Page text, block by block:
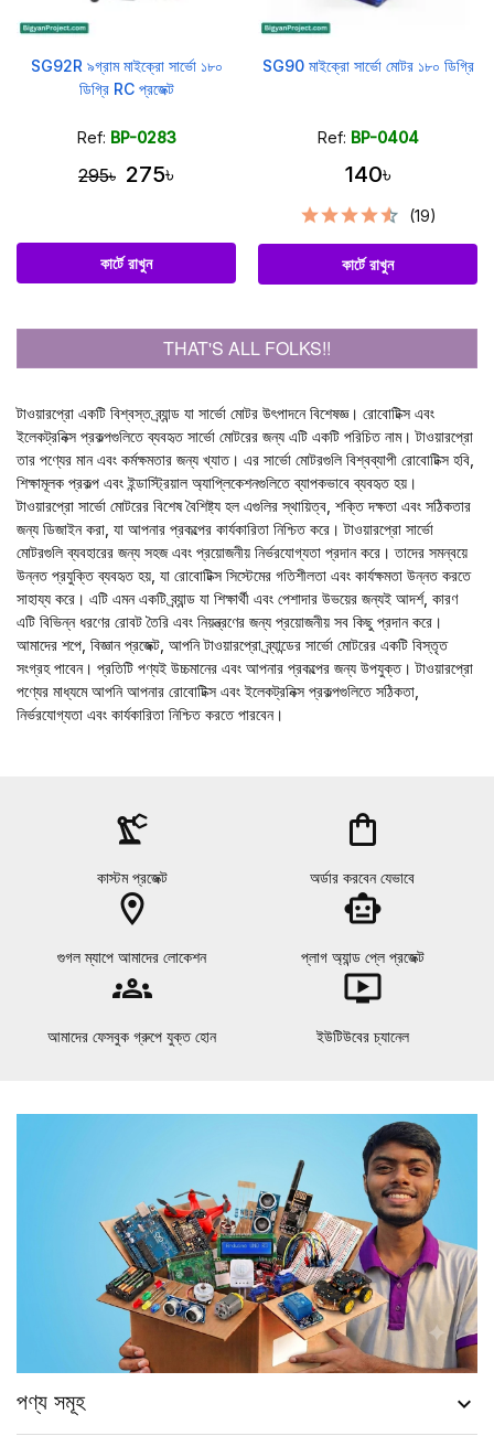
SG92R ৯গ্রাম মাইক্রো সার্ভো ১৮০
ডিগ্রি RC প্রজেক্ট
Ref: BP-0283
295৳ 275৳
কার্টে রাখুন
SG90 মাইক্রো সার্ভো মোটর ১৮০ ডিগ্রি
Ref: BP-0404
140৳
(19)
কার্টে রাখুন
THAT'S ALL FOLKS!!
টাওয়ারপ্রো একটি বিশ্বস্ত ব্র্যান্ড যা সার্ভো মোটর উৎপাদনে বিশেষজ্ঞ। রোবোটিক্স এবং
ইলেকট্রনিক্স প্রকল্পগুলিতে ব্যবহৃত সার্ভো মোটরের জন্য এটি একটি পরিচিত নাম। টাওয়ারপ্রো
তার পণ্যের মান এবং কর্মক্ষমতার জন্য খ্যাত। এর সার্ভো মোটরগুলি বিশ্বব্যাপী রোবোটিক্স হবি,
শিক্ষামূলক প্রকল্প এবং ইন্ডাস্ট্রিয়াল অ্যাপ্লিকেশনগুলিতে ব্যাপকভাবে ব্যবহৃত হয়।
টাওয়ারপ্রো সার্ভো মোটরের বিশেষ বৈশিষ্ট্য হল এগুলির স্থায়িত্ব, শক্তি দক্ষতা এবং সঠিকতার
জন্য ডিজাইন করা, যা আপনার প্রকল্পের কার্যকারিতা নিশ্চিত করে। টাওয়ারপ্রো সার্ভো
মোটরগুলি ব্যবহারের জন্য সহজ এবং প্রয়োজনীয় নির্ভরযোগ্যতা প্রদান করে। তাদের সমন্বয়ে
উন্নত প্রযুক্তি ব্যবহৃত হয়, যা রোবোটিক্স সিস্টেমের গতিশীলতা এবং কার্যক্ষমতা উন্নত করতে
সাহায্য করে। এটি এমন একটি ব্র্যান্ড যা শিক্ষার্থী এবং পেশাদার উভয়ের জন্যই আদর্শ, কারণ
এটি বিভিন্ন ধরণের রোবট তৈরি এবং নিয়ন্ত্রণের জন্য প্রয়োজনীয় সব কিছু প্রদান করে।
আমাদের শপে, বিজ্ঞান প্রজেক্ট , আপনি টাওয়ারপ্রো ব্র্যান্ডের সার্ভো মোটরের একটি বিস্তৃত
সংগ্রহ পাবেন। প্রতিটি পণ্যই উচ্চমানের এবং আপনার প্রকল্পের জন্য উপযুক্ত। টাওয়ারপ্রো
পণ্যের মাধ্যমে আপনি আপনার রোবোটিক্স এবং ইলেকট্রনিক্স প্রকল্পগুলিতে সঠিকতা,
নির্ভরযোগ্যতা এবং কার্যকারিতা নিশ্চিত করতে পারবেন।
precision_manufacturing
কাস্টম প্রজেক্ট
shopping_bag
অর্ডার করবেন যেভাবে
location_on
গুগল ম্যাপে আমাদের লোকেশন
smart_toy
প্লাগ অ্যান্ড প্লে প্রজেক্ট
groups
আমাদের ফেসবুক গ্রুপে যুক্ত হোন
ondemand_video
ইউটিউবের চ্যানেল
পণ্য সমূহ 